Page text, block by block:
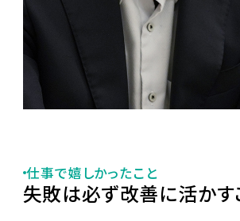
仕事で嬉しかったこと
失敗は必ず改善に活かす